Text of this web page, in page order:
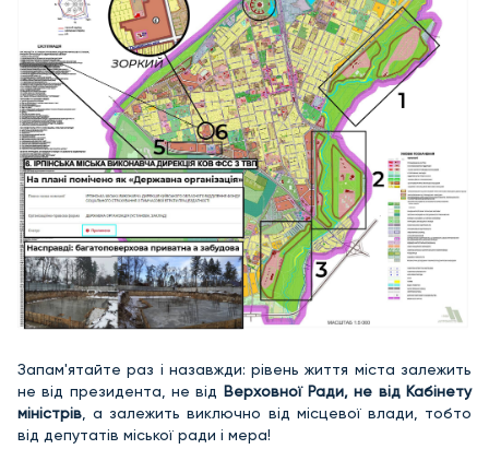
Запам'ятайте раз і назавжди: рівень життя міста залежить
не від президента, не від Верховної Ради, не від Кабінету
міністрів , а залежить виключно від місцевої влади, тобто
від депутатів міської ради і мера!